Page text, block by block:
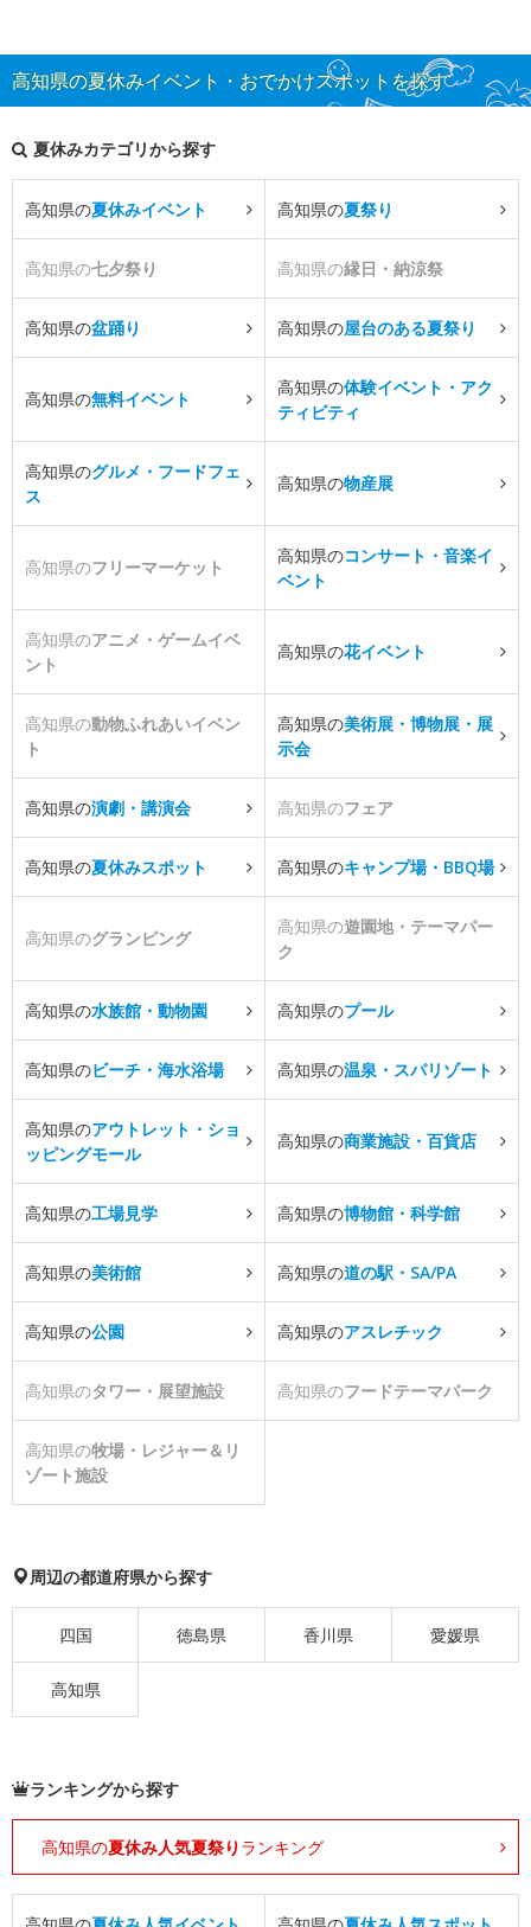
高知県の夏休みイベント・おでかけスポットを探す
夏休みカテゴリから探す
高知県の夏休みイベント 高知県の夏祭り
高知県の七夕祭り 高知県の縁日・納涼祭
高知県の盆踊り 高知県の屋台のある夏祭り
高知県の無料イベント
高知県の体験イベント・アク
ティビティ
高知県のグルメ・フードフェ
ス
高知県の物産展
高知県のフリーマーケット
高知県のコンサート・音楽イ
ベント
高知県のアニメ・ゲームイベ
ント
高知県の花イベント
高知県の動物ふれあいイベン
ト
高知県の美術展・博物展・展
示会
高知県の演劇・講演会 高知県のフェア
高知県の夏休みスポット 高知県のキャンプ場・BBQ場
高知県のグランピング
高知県の遊園地・テーマパー
ク
高知県の水族館・動物園 高知県のプール
高知県のビーチ・海水浴場 高知県の温泉・スパリゾート
高知県のアウトレット・ショ
ッピングモール
高知県の商業施設・百貨店
高知県の工場見学 高知県の博物館・科学館
高知県の美術館 高知県の道の駅・SA/PA
高知県の公園 高知県のアスレチック
高知県のタワー・展望施設 高知県のフードテーマパーク
高知県の牧場・レジャー＆リ
ゾート施設
周辺の都道府県から探す
四国 徳島県 香川県 愛媛県
高知県
ランキングから探す
高知県の夏休み人気夏祭り ランキング